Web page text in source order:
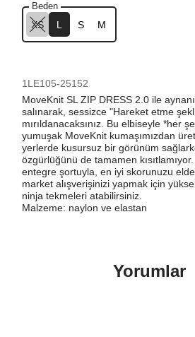
Beden
XS L S M
1LE105-25152
MoveKnit SL ZIP DRESS 2.0 ile
salınarak, sessizce "Hareket etme
mırıldanacaksınız. Bu elbiseyle *her
yumuşak MoveKnit kumaşımızdan
yerlerde kusursuz bir görünüm
özgürlüğünü de tamamen
entegre şortuyla, en iyi skorunuzu elde
market alışverişinizi yapmak için
ninja tekmeleri atabilirsiniz.
Malzeme: naylon ve elastan
Yorumlar